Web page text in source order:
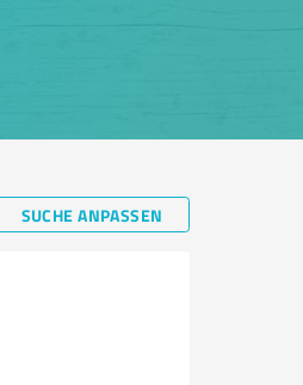
SUCHE ANPASSEN